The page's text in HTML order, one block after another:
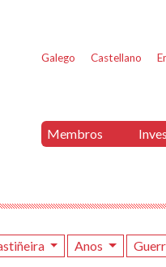
Galego Castellano
Membros
Anos